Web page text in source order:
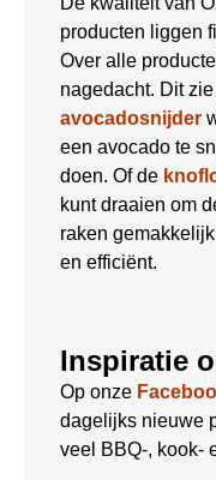
producten liggen
Over alle
nagedacht. Dit
avocadosnijder
een avocado te
doen. Of de
kunt draaien om
raken
en efficiënt.
Inspiratie
Op onze
dagelijks nieuwe
veel BBQ-, kook-